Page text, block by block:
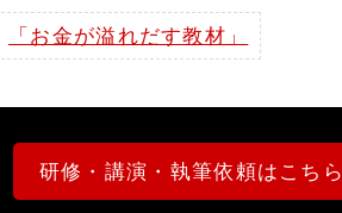
「お金が溢れだす教材」
研修・講演・執筆依頼はこちら